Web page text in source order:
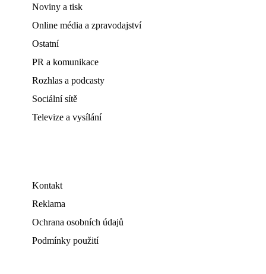
Noviny a tisk
Online média a zpravodajství
Ostatní
PR a komunikace
Rozhlas a podcasty
Sociální sítě
Televize a vysílání
Kontakt
Reklama
Ochrana osobních údajů
Podmínky použití